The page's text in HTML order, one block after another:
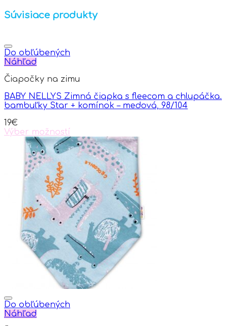
Súvisiace produkty
Do obľúbených
Náhľad
Čiapočky na zimu
BABY NELLYS Zimná čiapka s fleecom a chlupáčka.
bambuľky Star + komínok – medová, 98/104
19€
Výber možností
product
multiple
variants.
chosen
product
Do obľúbených
Náhľad